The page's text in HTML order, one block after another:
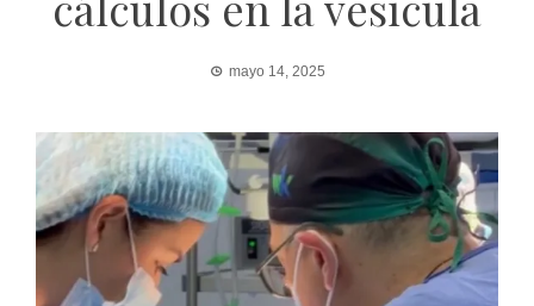
mayo 14, 2025